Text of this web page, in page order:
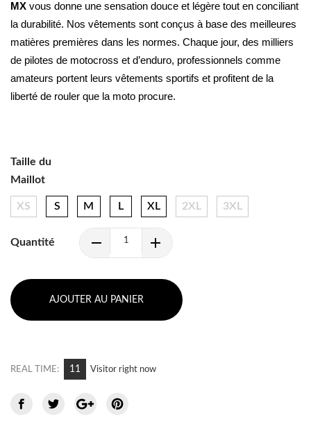
MX vous donne une sensation douce et légère tout en conciliant
la durabilité. Nos vêtements sont conçus à base des meilleures
matières premières dans les normes. Chaque jour, des milliers
de pilotes de motocross et d’enduro, professionnels comme
amateurs portent leurs vêtements sportifs et profitent de la
liberté de rouler que la moto procure.
Taille du
Maillot
XS S M L XL 2XL 3XL
Quantité
AJOUTER AU PANIER
REAL TIME: 9 Visitor right now